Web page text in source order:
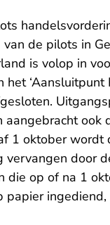
de pilots in
is volop in
het ‘Aansluitpunt
aangebracht ook
1 oktober wordt
vervangen door
die op of na 1
papier